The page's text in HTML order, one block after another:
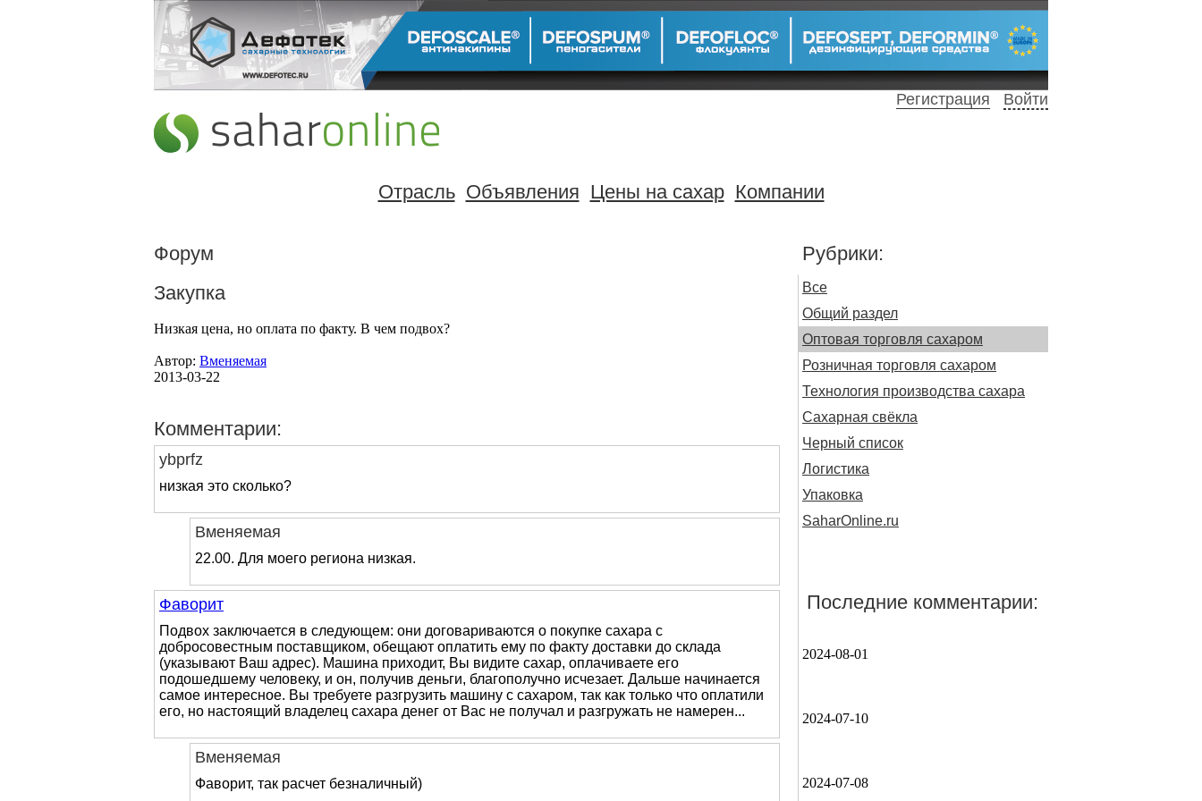
Войти
Регистрация
Отрасль Объявления Цены на сахар Компании
Рубрики:
Все
Общий раздел
Оптовая торговля сахаром
Розничная торговля сахаром
Технология производства сахара
Сахарная свёкла
Черный список
Логистика
Упаковка
SaharOnline.ru
Последние комментарии:
2024-08-01
2024-07-10
2024-07-08
Форум
Закупка
Низкая цена, но оплата по факту. В чем подвох?
Автор: Вменяемая
2013-03-22
Комментарии:
ybprfz
низкая это сколько?
Вменяемая
22.00. Для моего региона низкая.
Фаворит
Подвох заключается в следующем: они договариваются о покупке сахара с
добросовестным поставщиком, обещают оплатить ему по факту доставки до склада
(указывают Ваш адрес). Машина приходит, Вы видите сахар, оплачиваете его
подошедшему человеку, и он, получив деньги, благополучно исчезает. Дальше начинается
самое интересное. Вы требуете разгрузить машину с сахаром, так как только что оплатили
его, но настоящий владелец сахара денег от Вас не получал и разгружать не намерен...
Вменяемая
Фаворит, так расчет безналичный)